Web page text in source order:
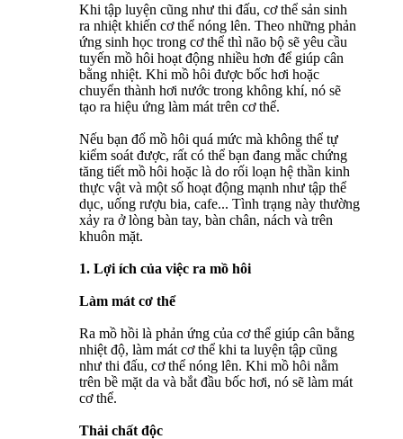
Khi tập luyện cũng như thi đấu, cơ thể sản sinh
ra nhiệt khiến cơ thể nóng lên. Theo những phản
ứng sinh học trong cơ thể thì não bộ sẽ yêu cầu
tuyến mồ hôi hoạt động nhiều hơn để giúp cân
bằng nhiệt. Khi mồ hôi được bốc hơi hoặc
chuyển thành hơi nước trong không khí, nó sẽ
tạo ra hiệu ứng làm mát trên cơ thể.
Nếu bạn đổ mồ hôi quá mức mà không thể tự
kiểm soát được, rất có thể bạn đang mắc chứng
tăng tiết mồ hôi hoặc là do rối loạn hệ thần kinh
thực vật và một số hoạt động mạnh như tập thể
dục, uống rượu bia, cafe... Tình trạng này thường
xảy ra ở lòng bàn tay, bàn chân, nách và trên
khuôn mặt.
1. Lợi ích của việc ra mồ hôi
Làm mát cơ thể
Ra mồ hồi là phản ứng của cơ thể giúp cân bằng
nhiệt độ, làm mát cơ thể khi ta luyện tập cũng
như thi đấu, cơ thể nóng lên. Khi mồ hôi nằm
trên bề mặt da và bắt đầu bốc hơi, nó sẽ làm mát
cơ thể.
Thải chất độc